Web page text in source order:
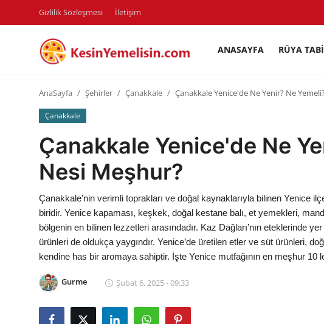
Gizlilik Sözleşmesi İletişim
ANASAYFA RÜYA
Diyet & Sağlıklı Beslenme
Şehirler
Helal Gıda & Dini Hükümler
Kalori & Diyet Rehberi
Mutfak Püf Noktaları & İpuçları
AnaSayfa Şehirler Çanakkale Çanakkale Yenice'de Ne Yenir? Ne
Çanakkale
Çanakkale Yenice'de Ne
Nesi Meşhur?
Çanakkale’nin verimli toprakları ve doğal kaynaklarıyla bilinen Yenice
biridir. Yenice kapaması, keşkek, doğal kestane balı, et yemekleri,
bölgenin en bilinen lezzetleri arasındadır. Kaz Dağları’nın eteklerinde
ürünleri de oldukça yaygındır. Yenice’de üretilen etler ve süt ürünleri,
kendine has bir aromaya sahiptir. İşte Yenice mutfağının en meşhur 10
Gurme Şubat 6, 2025 - 09:33